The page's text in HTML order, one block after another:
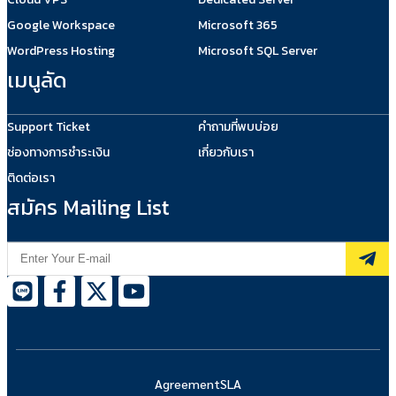
Google Workspace
WordPress Hosting
Microsoft 365
Microsoft SQL Server
เมนูลัด
Support Ticket
ช่องทางการชำระเงิน
ติดต่อเรา
คำถามที่พบบ่อย
เกี่ยวกับเรา
สมัคร Mailing List
AgreementSLA